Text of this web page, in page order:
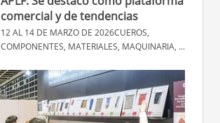
comercial y de tendencias
12 AL 14 DE MARZO DE 2026CUEROS,
COMPONENTES, MATERIALES, MAQUINARIA, ...